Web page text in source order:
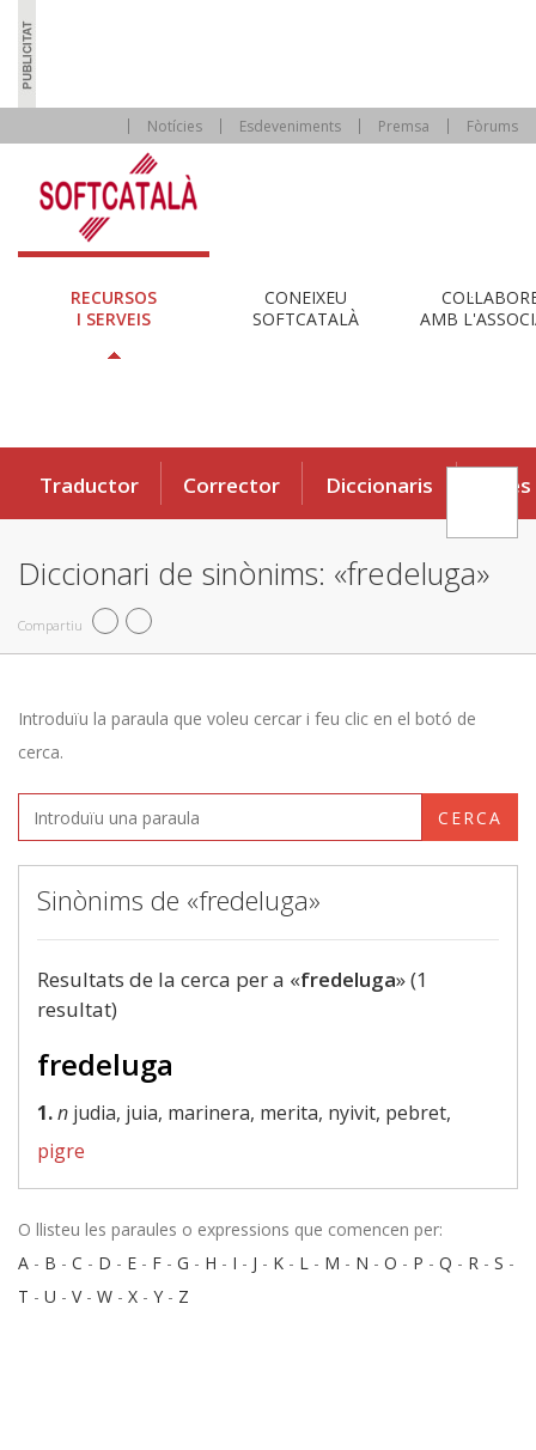
Notícies Esdeveniments Premsa Fòrums
RECURSOS
I SERVEIS
CONEIXEU
SOFTCATALÀ
AMB
Traductor Corrector Diccionaris Eines
Diccionari de sinònims: «fredeluga»
Compartiu
Introduïu la paraula que voleu cercar i feu clic en el botó de
cerca.
CERCA
Sinònims de «fredeluga»
Resultats de la cerca per a «fredeluga» (1
resultat)
fredeluga
1.n judia, juia, marinera, merita, nyivit, pebret,
pigre
O llisteu les paraules o expressions que comencen per:
A - B - C - D - E - F - G - H - I - J - K - L - M - N - O - P - Q - R - S -
T - U - V- W - X - Y - Z